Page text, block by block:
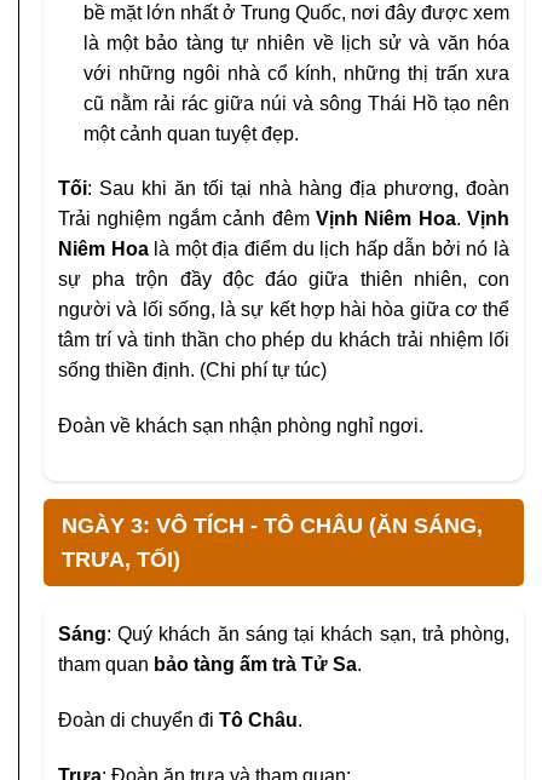
bề mặt lớn nhất ở Trung Quốc, nơi đây được xem
là một bảo tàng tự nhiên về lịch sử và văn hóa
với những ngôi nhà cổ kính, những thị trấn xưa
cũ nằm rải rác giữa núi và sông Thái Hồ tạo nên
một cảnh quan tuyệt đẹp.
Tối: Sau khi ăn tối tại nhà hàng địa phương, đoàn
Trải nghiệm ngắm cảnh đêm Vịnh Niêm Hoa. Vịnh
Niêm Hoalà một địa điểm du lịch hấp dẫn bởi nó là
sự pha trộn đầy độc đáo giữa thiên nhiên, con
người và lối sống, là sự kết hợp hài hòa giữa cơ thể
tâm trí và tinh thần cho phép du khách trải nhiệm lối
sống thiền định. (Chi phí tự túc)
Đoàn về khách sạn nhận phòng nghỉ ngơi.
NGÀY 3: VÔ TÍCH - TÔ CHÂU (ĂN SÁNG,
TRƯA, TỐI)
Sáng: Quý khách ăn sáng tại khách sạn, trả phòng,
tham quan bảo tàng ấm trà Tử Sa.
Đoàn di chuyển đi Tô Châu.
Trưa: Đoàn ăn trưa và tham quan: